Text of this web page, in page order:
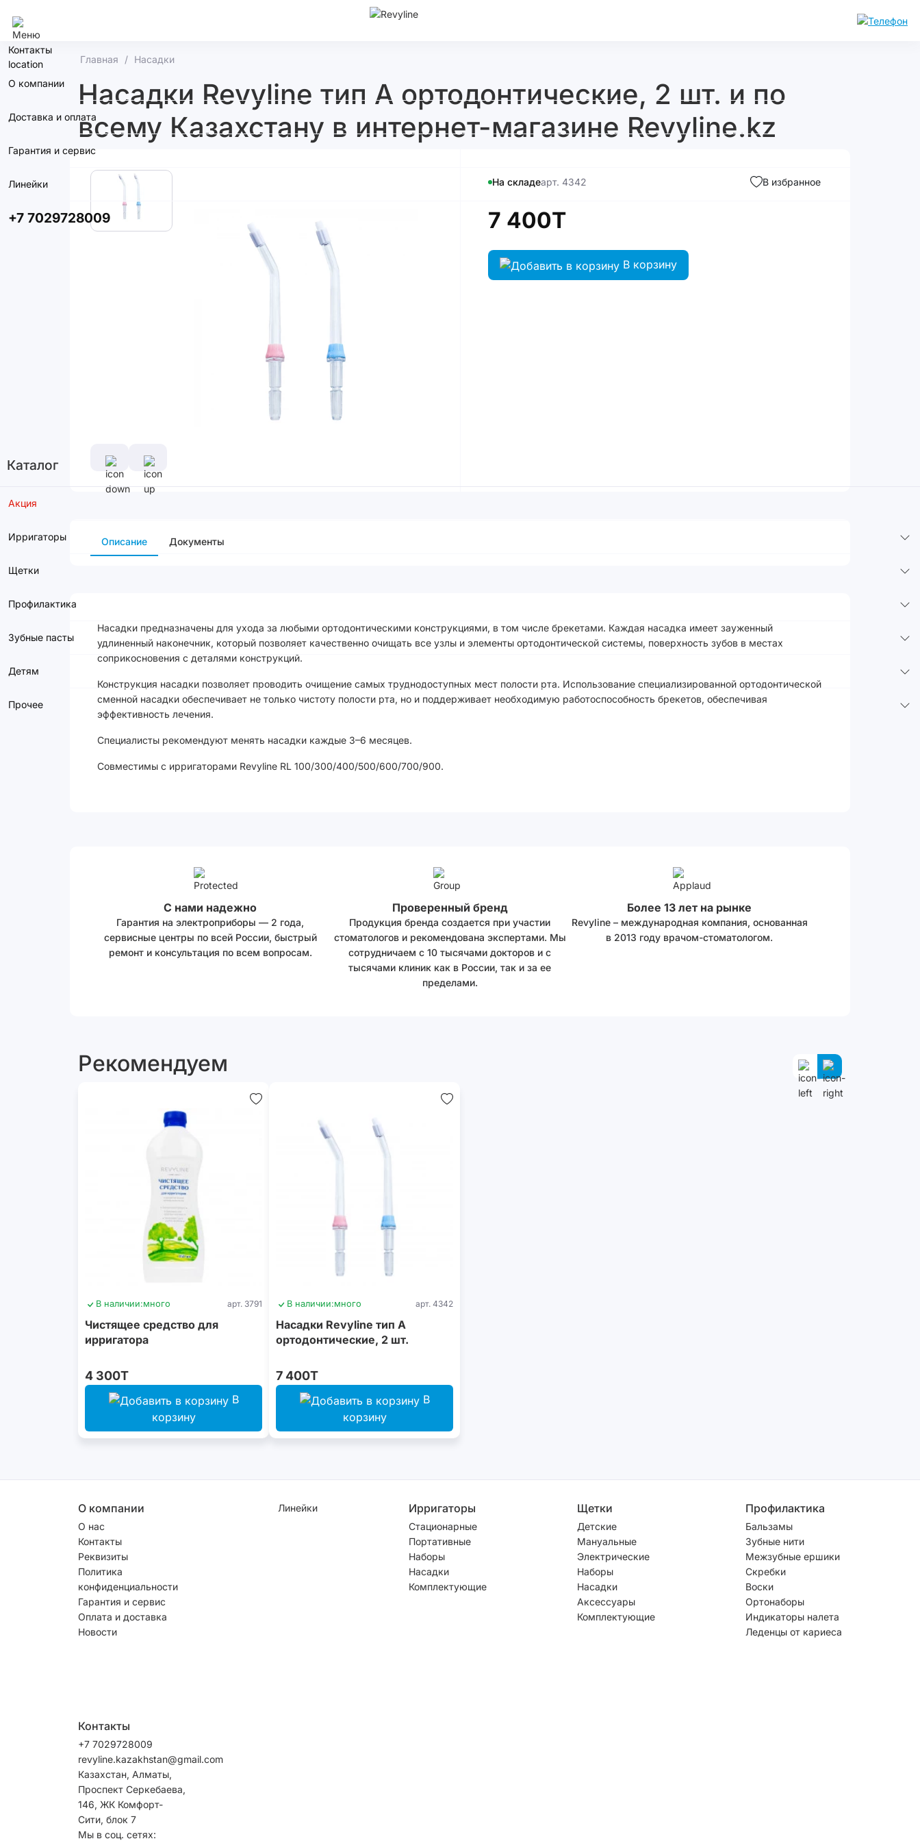
Контакты
О компании
Доставка и оплата
Гарантия и сервис
Линейки
+7 7029728009
Каталог
Акция
Ирригаторы
Щетки
Профилактика
Зубные пасты
Детям
Прочее
Главная Насадки
Насадки Revyline тип А ортодонтические, 2 шт. и по
всему Казахстану в интернет-магазине Revyline.kz
На складеарт. 4342 В избранное
7 400T
В корзину
Описание Документы
Насадки предназначены для ухода за любыми ортодонтическими конструкциями, в том числе брекетами. Каждая насадка имеет зауженный
удлиненный наконечник, который позволяет качественно очищать все узлы и элементы ортодонтической системы, поверхность зубов в местах
соприкосновения с деталями конструкций.
Конструкция насадки позволяет проводить очищение самых труднодоступных мест полости рта. Использование специализированной ортодонтической
сменной насадки обеспечивает не только чистоту полости рта, но и поддерживает необходимую работоспособность брекетов, обеспечивая
эффективность лечения.
Специалисты рекомендуют менять насадки каждые 3–6 месяцев.
Совместимы с ирригаторами Revyline RL 100/300/400/500/600/700/900.
С нами надежно
Гарантия на электроприборы — 2 года,
сервисные центры по всей России, быстрый
ремонт и консультация по всем вопросам.
Проверенный бренд
Продукция бренда создается при участии
стоматологов и рекомендована экспертами. Мы
сотрудничаем с 10 тысячами докторов и с
тысячами клиник как в России, так и за ее
пределами.
Более 13 лет на рынке
Revyline – международная компания, основанная
в 2013 году врачом-стоматологом.
Рекомендуем
В наличии:много арт. 3791
Чистящее средство для
ирригатора
4 300T
В
корзину
В наличии:много арт. 4342
Насадки Revyline тип А
ортодонтические, 2 шт.
7 400T
В
корзину
О компании
О нас
Контакты
Реквизиты
Политика
конфиденциальности
Гарантия и сервис
Оплата и доставка
Новости
Линейки Ирригаторы
Стационарные
Портативные
Наборы
Насадки
Комплектующие
Щетки
Детские
Мануальные
Электрические
Наборы
Насадки
Аксессуары
Комплектующие
Профилактика
Бальзамы
Зубные нити
Межзубные ершики
Скребки
Воски
Ортонаборы
Индикаторы налета
Леденцы от кариеса
Контакты
+7 7029728009
revyline.kazakhstan@gmail.com
Казахстан, Алматы,
Проспект Серкебаева,
146, ЖК Комфорт-
Сити, блок 7
Мы в соц. сетях: